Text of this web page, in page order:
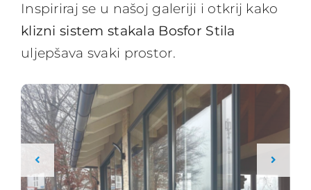
Inspiriraj se u našoj galeriji i otkrij kako
klizni sistem stakala Bosfor Stila
uljepšava svaki prostor.